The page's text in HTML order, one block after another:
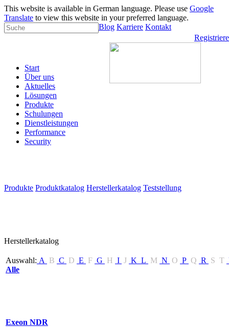
This website is available in German language. Please use Google
Translate to view this website in your preferred language.
Blog Karriere Kontakt
Start
Über uns
Aktuelles
Lösungen
Produkte
Schulungen
Dienstleistungen
Performance
Security
Produkte Produktkatalog Herstellerkatalog Teststellung
Herstellerkatalog
Auswahl: A B C D E F G H I J K L M N O P Q R S T
Alle
Exeon NDR